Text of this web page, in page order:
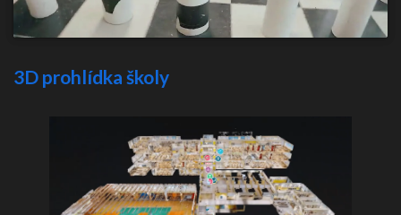
3D prohlídka školy